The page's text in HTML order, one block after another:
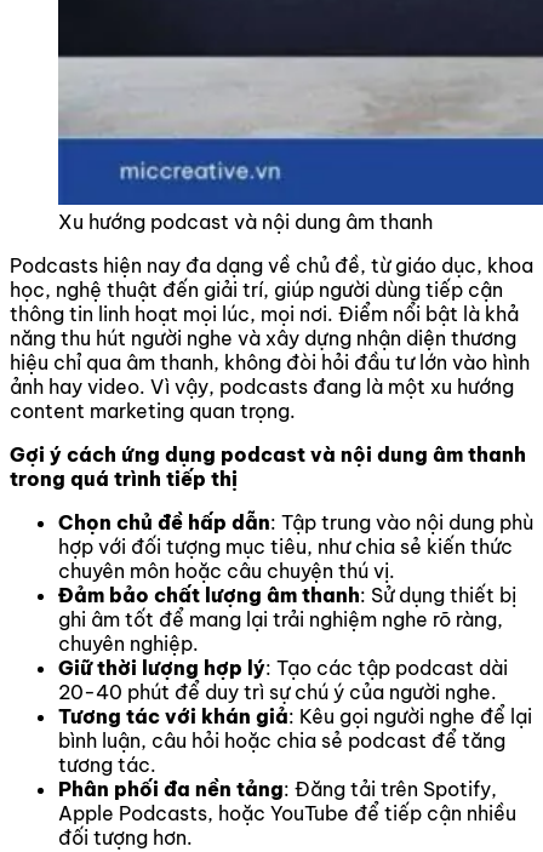
Xu hướng podcast và nội dung âm thanh
Podcasts hiện nay đa dạng về chủ đề, từ giáo dục, khoa
học, nghệ thuật đến giải trí, giúp người dùng tiếp cận
thông tin linh hoạt mọi lúc, mọi nơi. Điểm nổi bật là khả
năng thu hút người nghe và xây dựng nhận diện thương
hiệu chỉ qua âm thanh, không đòi hỏi đầu tư lớn vào hình
ảnh hay video. Vì vậy, podcasts đang là một xu hướng
content marketing quan trọng.
Gợi ý cách ứng dụng podcast và nội dung âm thanh
trong quá trình tiếp thị
Chọn chủ đề hấp dẫn: Tập trung vào nội dung phù
hợp với đối tượng mục tiêu, như chia sẻ kiến thức
chuyên môn hoặc câu chuyện thú vị.
Đảm bảo chất lượng âm thanh: Sử dụng thiết bị
ghi âm tốt để mang lại trải nghiệm nghe rõ ràng,
chuyên nghiệp.
Giữ thời lượng hợp lý: Tạo các tập podcast dài
20-40 phút để duy trì sự chú ý của người nghe.
Tương tác với khán giả: Kêu gọi người nghe để lại
bình luận, câu hỏi hoặc chia sẻ podcast để tăng
tương tác.
Phân phối đa nền tảng: Đăng tải trên Spotify,
Apple Podcasts, hoặc YouTube để tiếp cận nhiều
đối tượng hơn.